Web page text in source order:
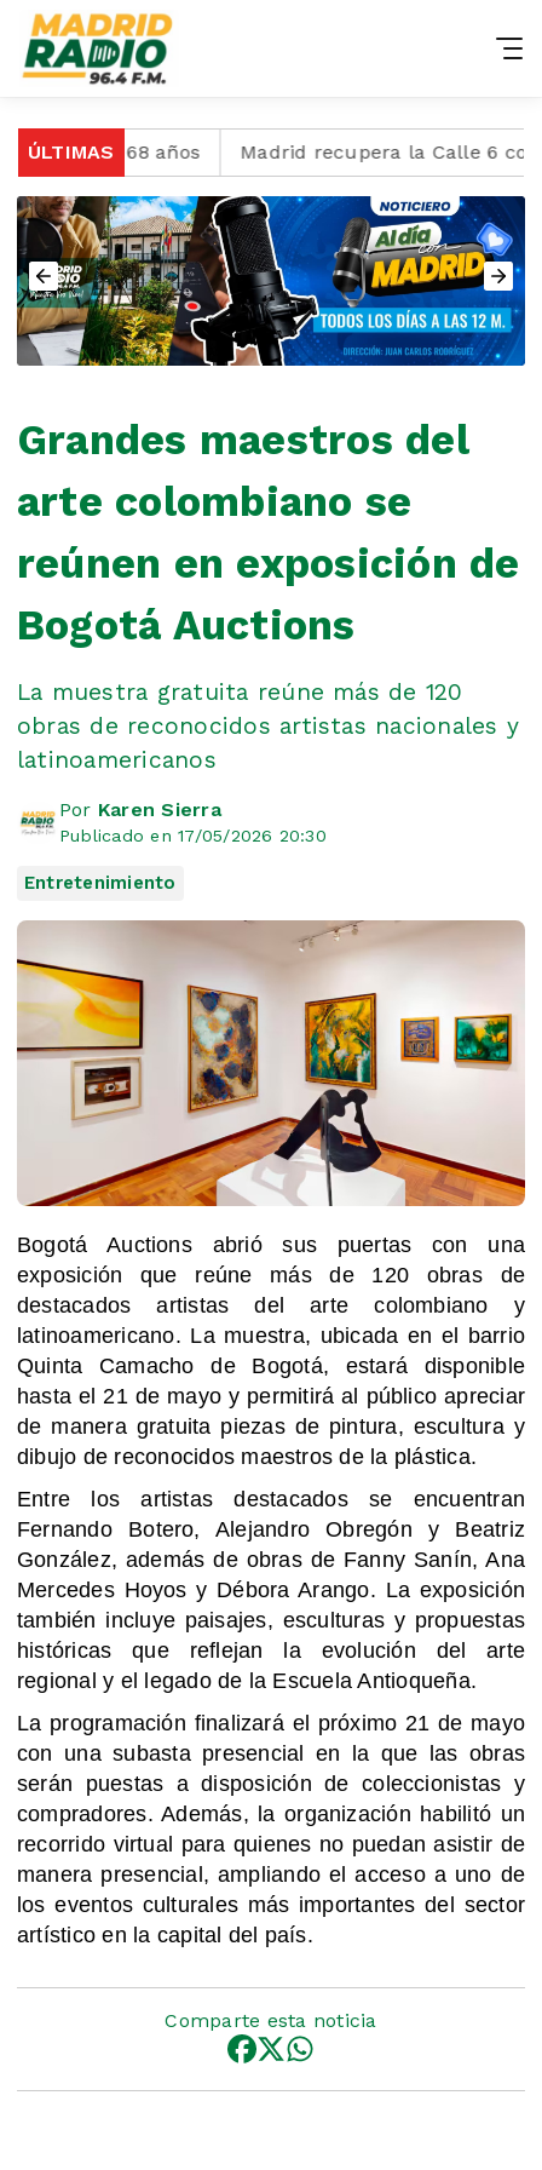
ÚLTIMAS
a los 68 años Madrid recupera la Calle 6 con
Grandes maestros del
arte colombiano se
reúnen en exposición de
Bogotá Auctions
La muestra gratuita reúne más de 120
obras de reconocidos artistas nacionales y
latinoamericanos
Por Karen Sierra
Publicado en 17/05/2026 20:30
Entretenimiento
Bogotá Auctions abrió sus puertas con una
exposición que reúne más de 120 obras de
destacados artistas del arte colombiano y
latinoamericano. La muestra, ubicada en el barrio
Quinta Camacho de Bogotá, estará disponible
hasta el 21 de mayo y permitirá al público apreciar
de manera gratuita piezas de pintura, escultura y
dibujo de reconocidos maestros de la plástica.
Entre los artistas destacados se encuentran
Fernando Botero, Alejandro Obregón y Beatriz
González, además de obras de Fanny Sanín, Ana
Mercedes Hoyos y Débora Arango. La exposición
también incluye paisajes, esculturas y propuestas
históricas que reflejan la evolución del arte
regional y el legado de la Escuela Antioqueña.
La programación finalizará el próximo 21 de mayo
con una subasta presencial en la que las obras
serán puestas a disposición de coleccionistas y
compradores. Además, la organización habilitó un
recorrido virtual para quienes no puedan asistir de
manera presencial, ampliando el acceso a uno de
los eventos culturales más importantes del sector
artístico en la capital del país.
Comparte esta noticia